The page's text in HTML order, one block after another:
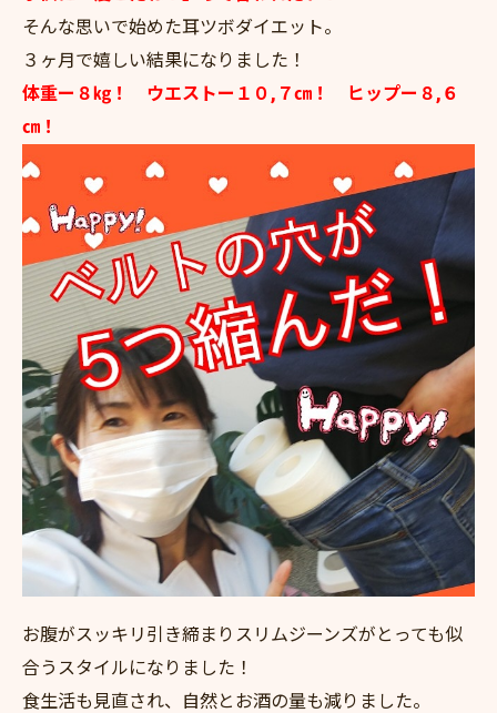
そんな思いで始めた耳ツボダイエット。
３ヶ月で嬉しい結果になりました！
体重ー８㎏！ ウエストー１０,７㎝！ ヒップー８,６
㎝！
お腹がスッキリ引き締まりスリムジーンズがとっても似
合うスタイルになりました！
食生活も見直され、自然とお酒の量も減りました。